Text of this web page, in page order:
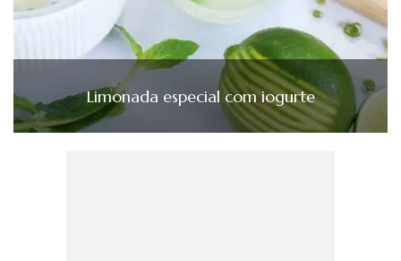
Limonada especial com iogurte